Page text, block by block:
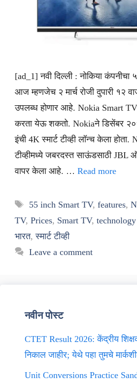
[ad_1] नवी दिल्ली : नोकिया कंपनीचा
आज म्हणजेच २ मार्च रोजी दुपारी १२
उपलब्ध होणार आहे. Nokia Smart TV
करता येऊ शकतो. Nokiaने डिसेंबर
इंची 4K स्मार्ट टीव्ही लॉन्च केला होता.
टीव्हीमध्ये जबरदस्त साऊंडसाठी JBL
वापर केला आहे. … Read more
Tags
55 inch Smart TV, features,
TV, Prices, Smart TV,
भारत,स्मार्ट टीव्ही
Leave a comment
नवीन पोस्ट
CTET Result 2026: केंद्रीय शिक्षक
निकाल जाहीर; येथे पहा तुमचे
Unit Conversions Practice